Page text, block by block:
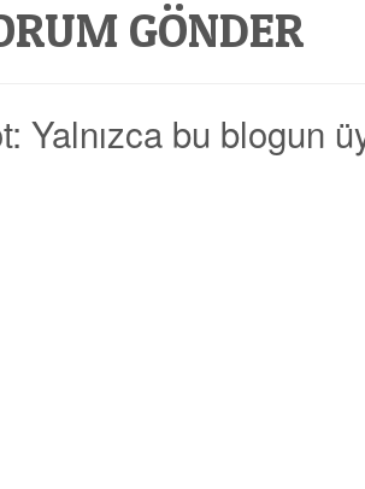
GÖNDER
Yalnızca bu blogun